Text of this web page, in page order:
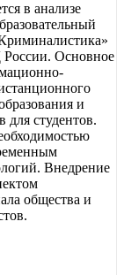
в анализе
Основное
и
для студентов.
Внедрение
общества и